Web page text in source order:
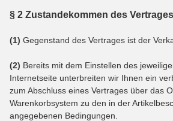
§ 2 Zustandekommen des Vertrages
(1) Gegenstand des Vertrages ist der
(2) Bereits mit dem Einstellen des
Internetseite unterbreiten wir Ihnen ein
zum Abschluss eines Vertrages über das
Warenkorbsystem zu den in der
angegebenen Bedingungen.